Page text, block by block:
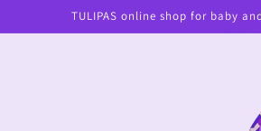
TULIPAS online shop for baby